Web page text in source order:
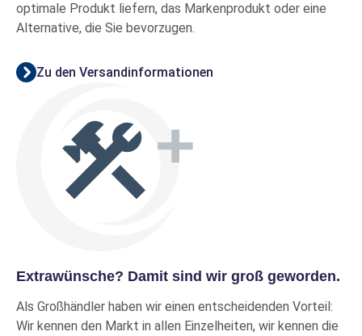
optimale Produkt liefern, das Markenprodukt oder eine
Alternative, die Sie bevorzugen.
Zu den Versandinformationen
Extrawünsche? Damit sind wir groß geworden.
Als Großhändler haben wir einen entscheidenden Vorteil:
Wir kennen den Markt in allen Einzelheiten, wir kennen die